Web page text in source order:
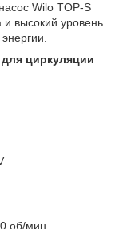
Wilo TOP-S
и высокий уровень
для циркуляции
об/мин